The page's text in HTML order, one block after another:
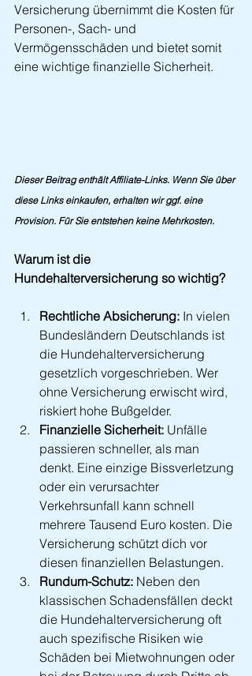
Versicherung übernimmt die Kosten für
Personen-, Sach- und
Vermögensschäden und bietet somit
eine wichtige finanzielle Sicherheit.
Dieser Beitrag enthält Affiliate-Links. Wenn Sie über
diese Links einkaufen, erhalten wir ggf. eine
Provision. Für Sie entstehen keine Mehrkosten.
Warum ist die
Hundehalterversicherung so wichtig?
Rechtliche Absicherung: In vielen
Bundesländern Deutschlands ist
die Hundehalterversicherung
gesetzlich vorgeschrieben. Wer
ohne Versicherung erwischt wird,
riskiert hohe Bußgelder.
Finanzielle Sicherheit: Unfälle
passieren schneller, als man
denkt. Eine einzige Bissverletzung
oder ein verursachter
Verkehrsunfall kann schnell
mehrere Tausend Euro kosten. Die
Versicherung schützt dich vor
diesen finanziellen Belastungen.
Rundum-Schutz: Neben den
klassischen Schadensfällen deckt
die Hundehalterversicherung oft
auch spezifische Risiken wie
Schäden bei Mietwohnungen oder